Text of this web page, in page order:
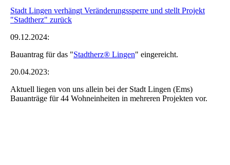
Stadt Lingen verhängt Veränderungssperre und stellt Projekt
"Stadtherz" zurück
09.12.2024:
Bauantrag für das "Stadtherz® Lingen" eingereicht.
20.04.2023:
Aktuell liegen von uns allein bei der Stadt Lingen (Ems)
Bauanträge für 44 Wohneinheiten in mehreren Projekten vor.